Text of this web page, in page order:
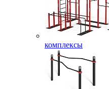
комплексы